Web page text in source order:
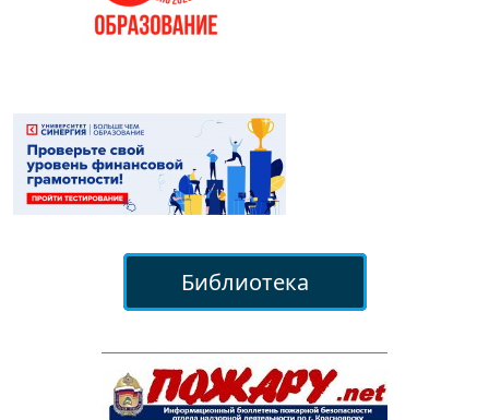
Библиотека